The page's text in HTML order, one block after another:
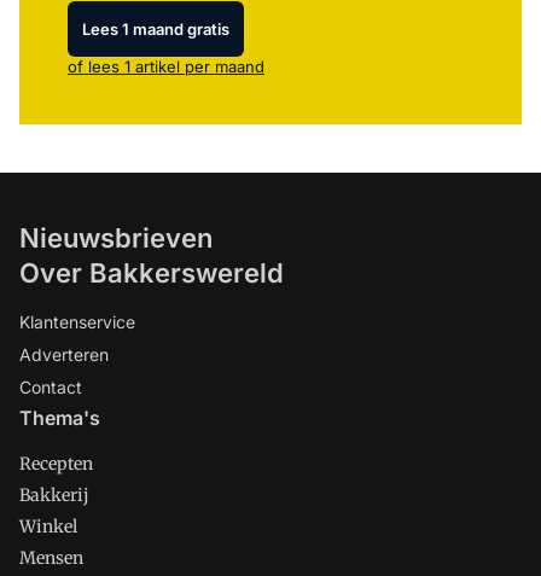
Lees 1 maand gratis
of lees 1 artikel per maand
Nieuwsbrieven
Over Bakkerswereld
Klantenservice
Adverteren
Contact
Thema's
Recepten
Bakkerij
Winkel
Mensen